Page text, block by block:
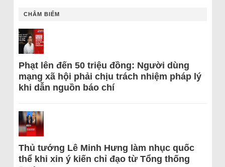
CHÂM BIẾM
Phạt lên đến 50 triệu đồng: Người dùng
mạng xã hội phải chịu trách nhiệm pháp lý
khi dẫn nguồn báo chí
Thủ tướng Lê Minh Hưng làm nhục quốc
thể khi xin ý kiến chỉ đạo từ Tổng thống